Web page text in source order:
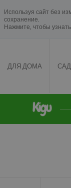
Используя сайт без
сохранение.
Нажмите, чтобы
ДЛЯ ДОМА